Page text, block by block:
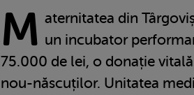
M aternitatea din
un incubator
75.000 de lei, o donație
nou-născuților. Unitatea